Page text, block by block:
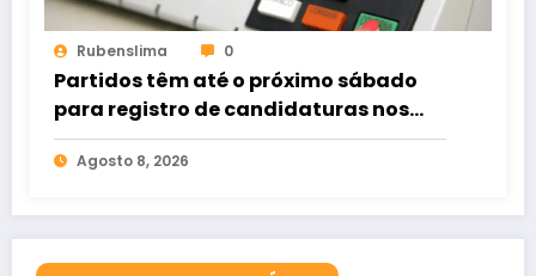
Rubenslima 0
Partidos têm até o próximo sábado
para registro de candidaturas nos
tribunais
Agosto 8, 2026